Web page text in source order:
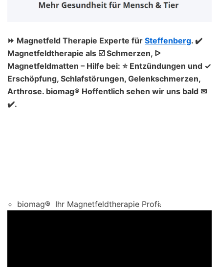
⏩ Magnetfeld Therapie Experte für Steffenberg. ✔️
Magnetfeldtherapie als ☑️ Schmerzen, ᐅ
Magnetfeldmatten – Hilfe bei: ⭐ Entzündungen und ✓
Erschöpfung, Schlafstörungen, Gelenkschmerzen,
Arthrose. biomag® Hoffentlich sehen wir uns bald ✉
✔️.
biomag® Ihr Magnetfeldtherapie Profi.